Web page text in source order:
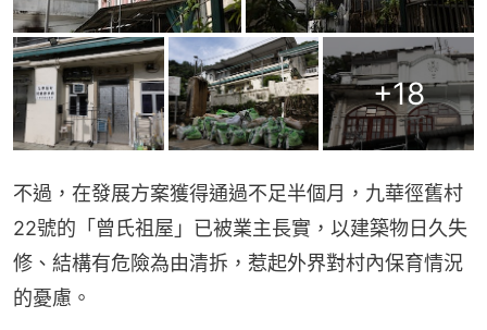
+18
不過，在發展方案獲得通過不足半個月，九華徑舊村
22號的「曾氏祖屋」已被業主長實，以建築物日久失
修、結構有危險為由清拆，惹起外界對村內保育情況
的憂慮。